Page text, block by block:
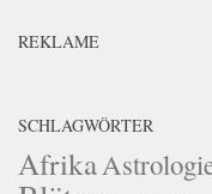
REKLAME
SCHLAGWÖRTER
Afrika